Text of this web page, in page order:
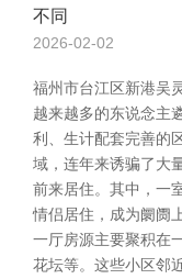
不同
2026-02-02
福州市台江区新港吴
越来越多的东说念主
利、生计配套完善的
域，连年来诱骗了大
前来居住。其中，一
情侣居住，成为阛阓
一厅房源主要聚积在
花坛等。这些小区邻